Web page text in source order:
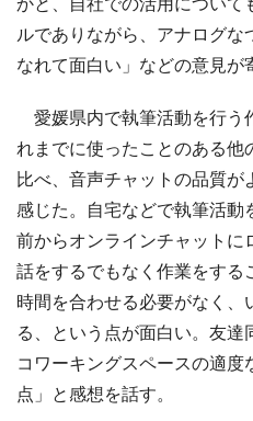
ルでありながら、アナログ
なれて面白い」などの意見が
愛媛県内で執筆活動を行う
れまでに使ったことのある他
比べ、音声チャットの品質
感じた。自宅などで執筆活動
前からオンラインチャットに
話をするでもなく作業をす
時間を合わせる必要がなく
る、という点が面白い。友達
コワーキングスペースの適
点」と感想を話す。